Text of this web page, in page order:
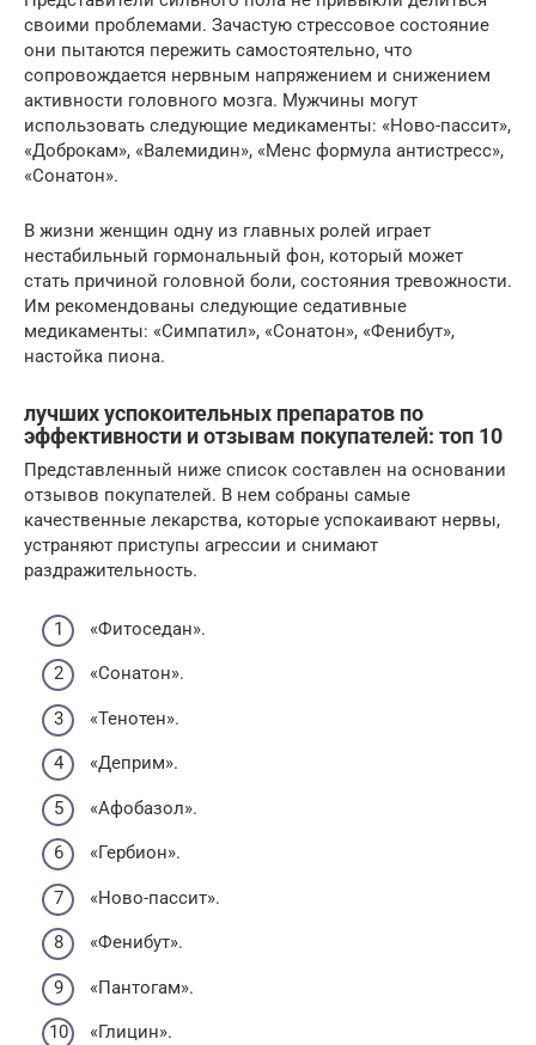
своими проблемами. Зачастую стрессовое состояние
они пытаются пережить самостоятельно, что
сопровождается нервным напряжением и снижением
активности головного мозга. Мужчины могут
использовать следующие медикаменты: «Ново-пассит»,
«Доброкам», «Валемидин», «Менс формула антистресс»,
«Сонатон».
В жизни женщин одну из главных ролей играет
нестабильный гормональный фон, который может
стать причиной головной боли, состояния тревожности.
Им рекомендованы следующие седативные
медикаменты: «Симпатил», «Сонатон», «Фенибут»,
настойка пиона.
лучших успокоительных препаратов по
эффективности и отзывам покупателей: топ 10
Представленный ниже список составлен на основании
отзывов покупателей. В нем собраны самые
качественные лекарства, которые успокаивают нервы,
устраняют приступы агрессии и снимают
раздражительность.
«Фитоседан».
«Сонатон».
«Тенотен».
«Деприм».
«Афобазол».
«Гербион».
«Ново-пассит».
«Фенибут».
«Пантогам».
«Глицин».